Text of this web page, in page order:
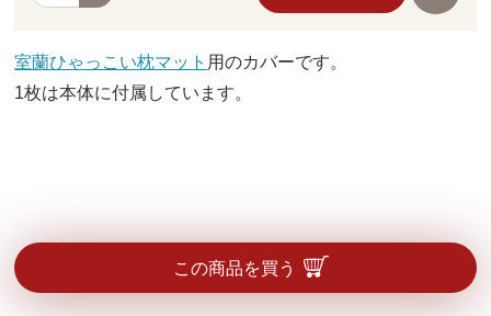
室蘭ひゃっこい枕マット 用のカバーです。
1枚は本体に付属しています。
この商品を買う